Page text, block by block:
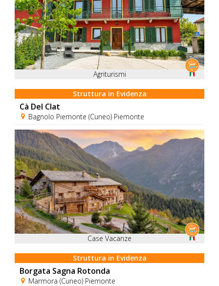
Agriturismi
Struttura in Evidenza
Cà Del Clat
Bagnolo Piemonte (Cuneo) Piemonte
Case Vacanze
Struttura in Evidenza
Borgata Sagna Rotonda
Marmora (Cuneo) Piemonte